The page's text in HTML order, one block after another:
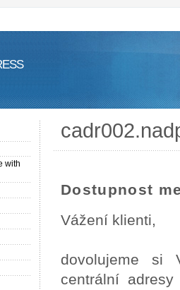
with
Dostupnost
Vážení klienti,
dovolujeme si
centrální